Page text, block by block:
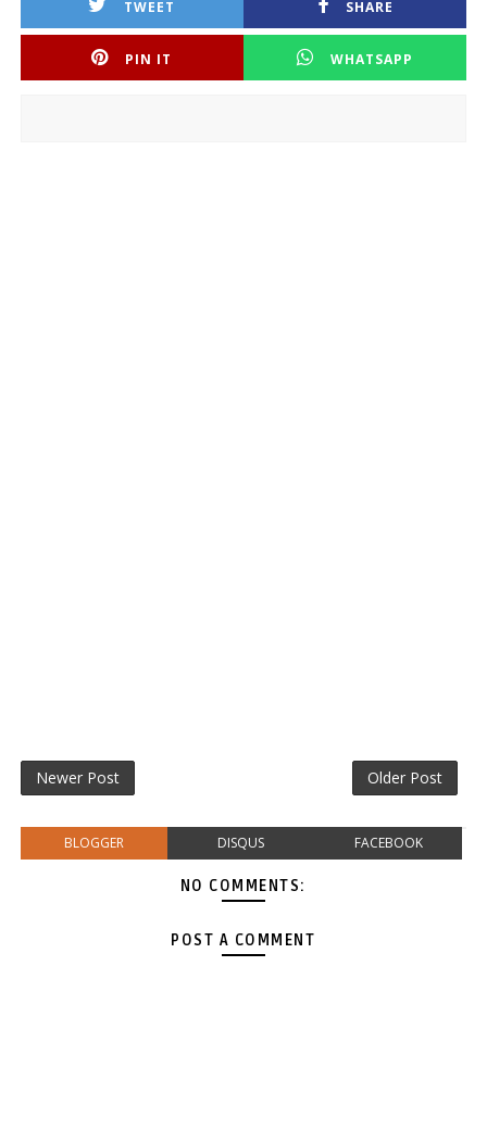
TWEET SHARE
PIN IT WHATSAPP
Newer Post Older Post
BLOGGER DISQUS FACEBOOK
NO COMMENTS:
POST A COMMENT